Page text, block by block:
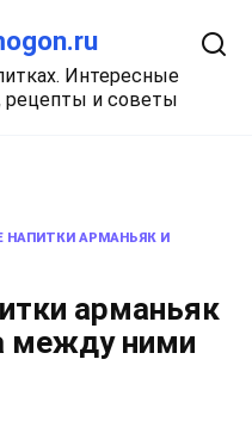
Интересные
рецепты и советы
НАПИТКИ АРМАНЬЯК И
арманьяк
между ними